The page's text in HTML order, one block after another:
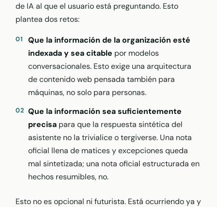
de IA al que el usuario está preguntando. Esto
plantea dos retos:
Que la información de la organización esté
indexada y sea citable por modelos
conversacionales. Esto exige una arquitectura
de contenido web pensada también para
máquinas, no solo para personas.
Que la información sea suficientemente
precisa para que la respuesta sintética del
asistente no la trivialice o tergiverse. Una nota
oficial llena de matices y excepciones queda
mal sintetizada; una nota oficial estructurada en
hechos resumibles, no.
Esto no es opcional ni futurista. Está ocurriendo ya y